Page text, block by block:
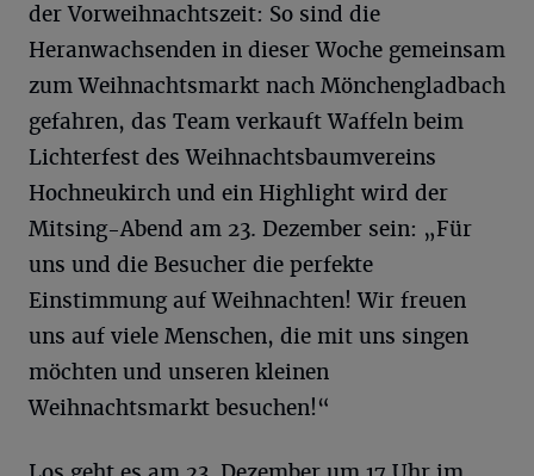
der Vorweihnachtszeit: So sind die
Heranwachsenden in dieser Woche gemeinsam
zum Weihnachtsmarkt nach Mönchengladbach
gefahren, das Team verkauft Waffeln beim
Lichterfest des Weihnachtsbaumvereins
Hochneukirch und ein Highlight wird der
Mitsing-Abend am 23. Dezember sein: „Für
uns und die Besucher die perfekte
Einstimmung auf Weihnachten! Wir freuen
uns auf viele Menschen, die mit uns singen
möchten und unseren kleinen
Weihnachtsmarkt besuchen!“